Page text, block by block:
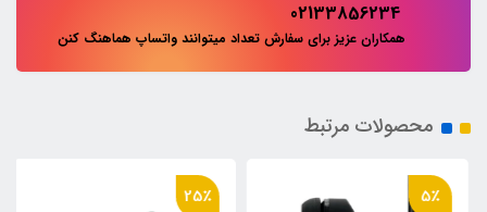
همکاران عزیز برای سفارش تعداد میتوانند واتساپ هماهنگ کنن
محصولات مرتبط
5٪ 25٪